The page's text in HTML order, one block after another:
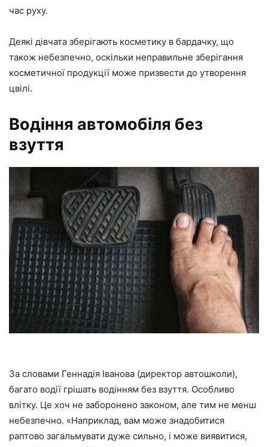
час руху.
Деякі дівчата зберігають косметику в бардачку, що
також небезпечно, оскільки неправильне зберігання
косметичної продукції може призвести до утворення
цвілі.
Водіння автомобіля без
взуття
За словами Геннадія Іванова (директор автошколи),
багато водії грішать водінням без взуття. Особливо
влітку. Це хоч не заборонено законом, але тим не менш
небезпечно. «Наприклад, вам може знадобитися
раптово загальмувати дуже сильно, і може виявитися,